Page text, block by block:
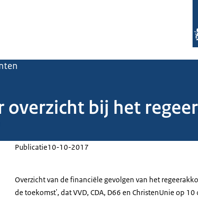
overzicht bij het
Publicatie10-10-2017
Overzicht van de financiële gevolgen van het
de toekomst', dat VVD, CDA, D66 en ChristenUnie op